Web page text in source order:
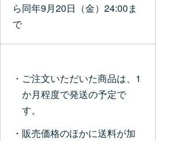
ら同年9月20日（金）24:00ま
で
ご注文いただいた商品は、1
か月程度で発送の予定で
す。
販売価格のほかに送料が加